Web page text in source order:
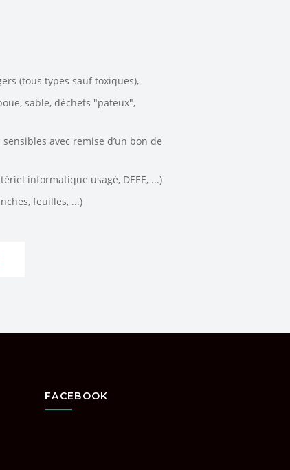
(tous types sauf toxiques),
sable, déchets "pateux",
avec remise d’un bon de
informatique usagé, DEEE, ...)
feuilles, ...)
FACEBOOK